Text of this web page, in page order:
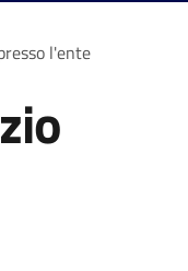
l'ente